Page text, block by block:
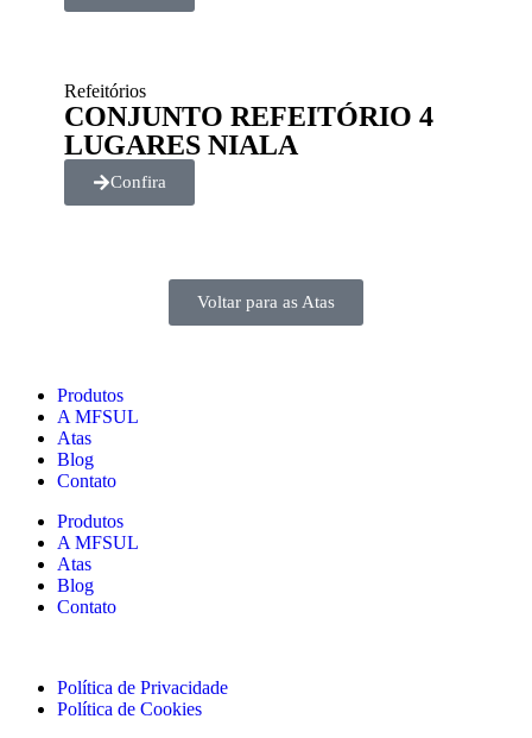
Refeitórios
CONJUNTO REFEITÓRIO 4
LUGARES NIALA
Confira
Voltar para as Atas
Produtos
A MFSUL
Atas
Blog
Contato
Produtos
A MFSUL
Atas
Blog
Contato
Política de Privacidade
Política de Cookies